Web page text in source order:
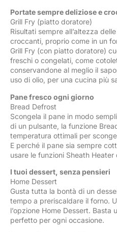
Portate sempre deliziose e
Grill Fry (piatto doratore)
Risultati sempre all’altezza
croccanti, proprio come in un
Grill Fry (con piatto doratore)
freschi o congelati, come
conservandone al meglio il
uso di olio, per una cucina più
Pane fresco ogni giorno
Bread Defrost
Scongela il pane in modo
di un pulsante, la funzione
temperatura ottimali per
E perché il pane sia sempre
usare le funzioni Sheath
I tuoi dessert, senza pensieri
Home Dessert
Gusta tutta la bontà di un
tempo a preriscaldare il forno.
l’opzione Home Dessert.
perfetto per ogni occasione.